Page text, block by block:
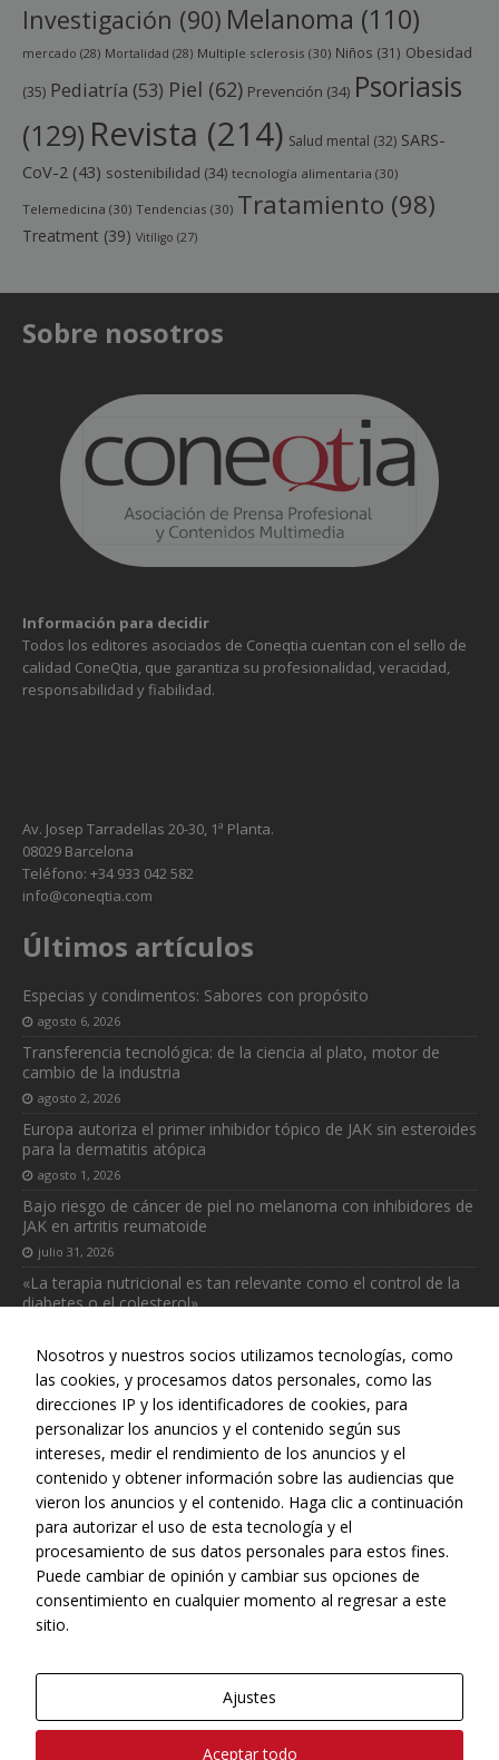
Investigación (90) Melanoma (110)
mercado (28) Mortalidad (28) Multiple sclerosis (30) Niños (31) Obesidad
(35) Pediatría (53) Piel (62) Prevención (34) Psoriasis
(129) Revista (214) Salud mental (32) SARS-
CoV-2 (43) sostenibilidad (34) tecnología alimentaria (30)
Telemedicina (30) Tendencias (30) Tratamiento (98)
Treatment (39) Vitíligo (27)
Sobre nosotros
Información para decidir
Todos los editores asociados de Coneqtia cuentan con el sello de
calidad ConeQtia, que garantiza su profesionalidad, veracidad,
responsabilidad y fiabilidad.
Av. Josep Tarradellas 20-30, 1ª Planta.
08029 Barcelona
Teléfono: +34 933 042 582
info@coneqtia.com
Últimos artículos
Especias y condimentos: Sabores con propósito
agosto 6, 2026
Transferencia tecnológica: de la ciencia al plato, motor de
cambio de la industria
agosto 2, 2026
Europa autoriza el primer inhibidor tópico de JAK sin esteroides
para la dermatitis atópica
agosto 1, 2026
Bajo riesgo de cáncer de piel no melanoma con inhibidores de
JAK en artritis reumatoide
julio 31, 2026
«La terapia nutricional es tan relevante como el control de la
diabetes o el colesterol»
Web realizada con el patrocinio del Centro Español de Derechos
Reprográficos
Nosotros y nuestros socios utilizamos tecnologías, como
las cookies, y procesamos datos personales, como las
direcciones IP y los identificadores de cookies, para
personalizar los anuncios y el contenido según sus
intereses, medir el rendimiento de los anuncios y el
contenido y obtener información sobre las audiencias que
vieron los anuncios y el contenido. Haga clic a continuación
para autorizar el uso de esta tecnología y el
procesamiento de sus datos personales para estos fines.
Puede cambiar de opinión y cambiar sus opciones de
consentimiento en cualquier momento al regresar a este
sitio.
Ajustes
Aceptar todo